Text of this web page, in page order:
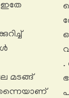
ഇതേ
മടങ്ങ്
.